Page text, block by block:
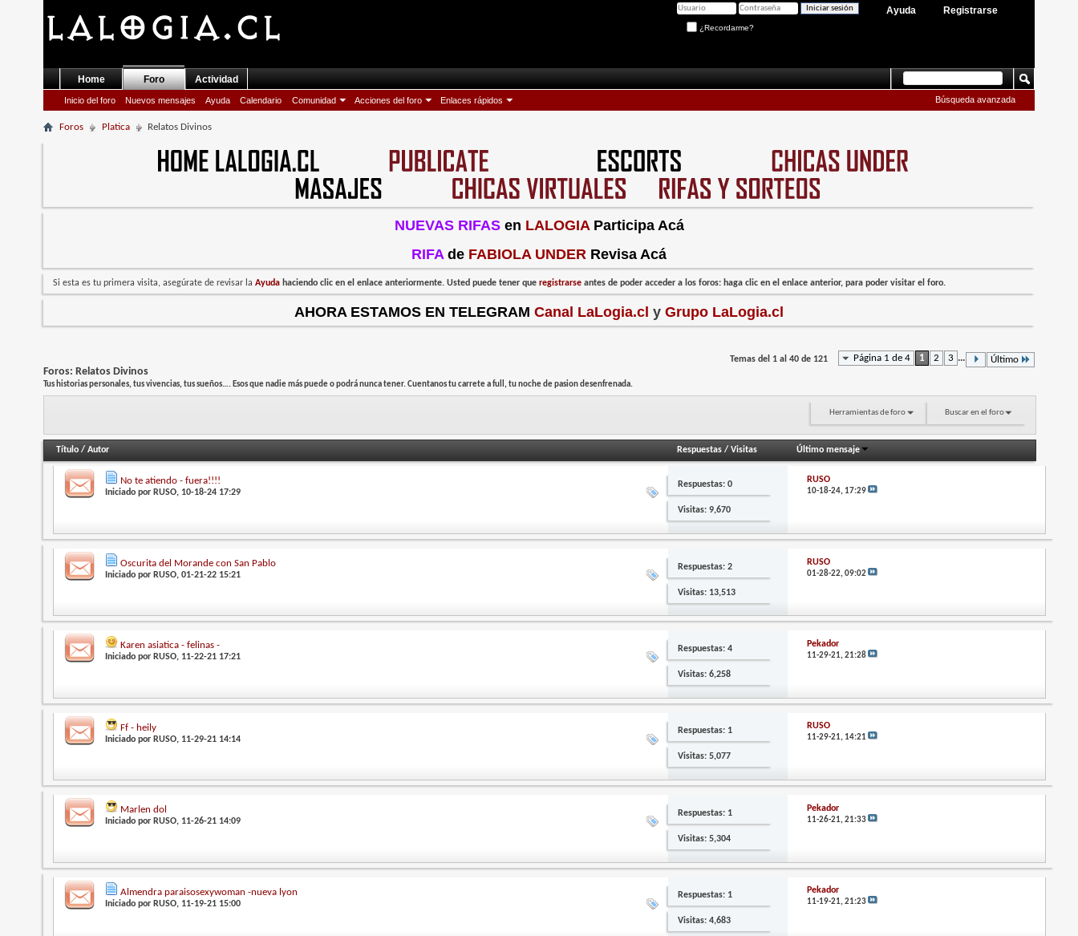
Registrarse
Ayuda
¿Recordarme?
Home Foro
Inicio del foro Nuevos mensajes Ayuda Calendario Comunidad Acciones del foro Enlaces rápidos
Actividad
Búsqueda avanzada
Foros Platica Relatos Divinos
NUEVAS RIFAS en LALOGIA Participa Acá
RIFA de FABIOLA UNDER Revisa Acá
Si esta es tu primera visita, asegúrate de revisar la Ayuda haciendo clic en el enlace anteriormente. Usted puede tener que registrarse antes de poder acceder a los foros: haga clic en el enlace anterior, para poder visitar el foro.
AHORA ESTAMOS EN TELEGRAM Canal LaLogia.cl y Grupo LaLogia.cl
Página 1 de 4 1 2 3 ... Último
Temas del 1 al 40 de 121
Foros: Relatos Divinos
Tus historias personales, tus vivencias, tus sueños…. Esos que nadie más puede o podrá nunca tener. Cuentanos tu carrete a full, tu noche de pasion desenfrenada.
Herramientas de foro Buscar en el foro
Título/ Autor Respuestas /Visitas Último mensaje
No te atiendo - fuera!!!!
Iniciado por RUSO, 10-18-24 17:29
Respuestas: 0
Visitas: 9,670
RUSO
10-18-24, 17:29
Oscurita del Morande con San Pablo
Iniciado por RUSO, 01-21-22 15:21
Respuestas: 2
Visitas: 13,513
RUSO
01-28-22,09:02
Karen asiatica - felinas -
Iniciado por RUSO, 11-22-21 17:21
Respuestas: 4
Visitas: 6,258
Pekador
11-29-21,21:28
Ff - heily
Iniciado por RUSO, 11-29-21 14:14
Respuestas: 1
Visitas: 5,077
RUSO
11-29-21, 14:21
Marlen dol
Iniciado por RUSO, 11-26-21 14:09
Respuestas: 1
Visitas: 5,304
Pekador
11-26-21,21:33
Almendra paraisosexywoman -nueva lyon
Iniciado por RUSO, 11-19-21 15:00
Respuestas: 1
Visitas: 4,683
Pekador
11-19-21,21:23